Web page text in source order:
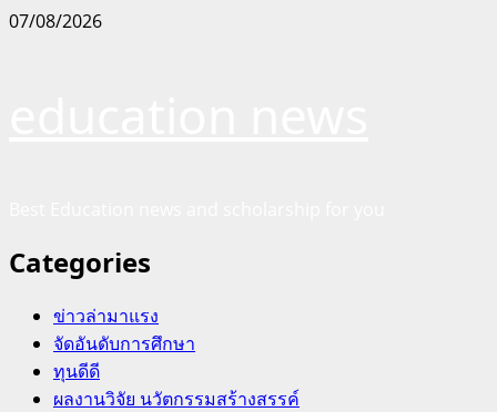
Skip
07/08/2026
Categories
ข่าวล่ามาแรง
จัดอันดับการศึกษา
ทุนดีดี
ผลงานวิจัย นวัตกรรมสร้างสรรค์